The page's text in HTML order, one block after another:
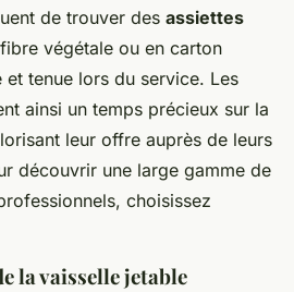
de trouver des assiettes
végétale ou en carton
tenue lors du service. Les
ainsi un temps précieux sur la
leur offre auprès de leurs
découvrir une large gamme de
choisissez
la vaisselle jetable